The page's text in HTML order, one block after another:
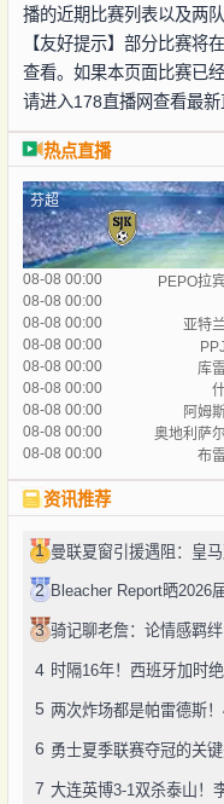
播的近期比赛列表以及两
【友好提示】部分比赛将
查看。如果本页面比赛已
请进入178直播网查看最新
热点直播
芬超
08-08 00:00 PEPO拉
08-08 00:00
08-08 00:00
亚特
08-08 00:00
08-08 00:00
库
08-08 00:00
08-08 00:00
阿姆
08-08 00:00
奥地利萨
08-08 00:00
布
资讯推荐
1
2
3 骑记聊老詹：论情感羁
4 时隔16年！西班牙加时
5
6
7